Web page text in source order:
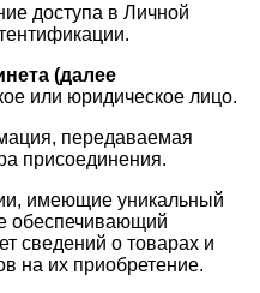
доступа в Личной
(далее
или юридическое лицо.
передаваемая
присоединения.
имеющие уникальный
обеспечивающий
сведений о товарах и
на их приобретение.